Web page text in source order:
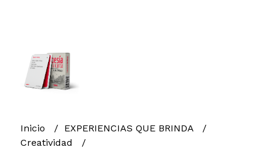
Inicio
EXPERIENCIAS QUE BRINDA
Creatividad